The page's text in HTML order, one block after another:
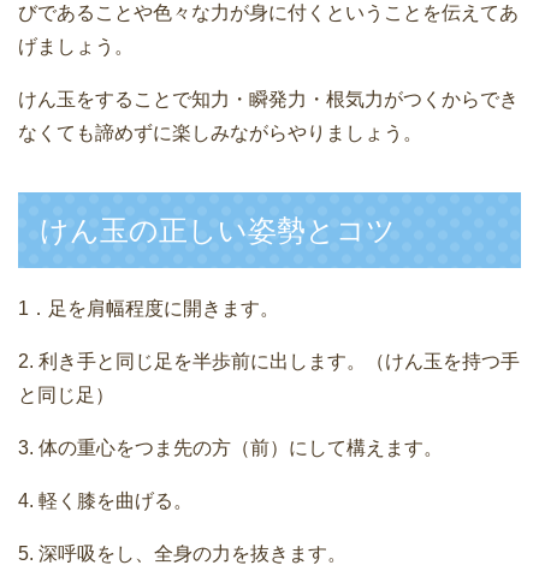
びであることや色々な力が身に付くということを伝えてあ
げましょう。
けん玉をすることで知力・瞬発力・根気力がつくからでき
なくても諦めずに楽しみながらやりましょう。
けん玉の正しい姿勢とコツ
1．足を肩幅程度に開きます。
2. 利き手と同じ足を半歩前に出します。（けん玉を持つ手
と同じ足）
3. 体の重心をつま先の方（前）にして構えます。
4. 軽く膝を曲げる。
5. 深呼吸をし、全身の力を抜きます。